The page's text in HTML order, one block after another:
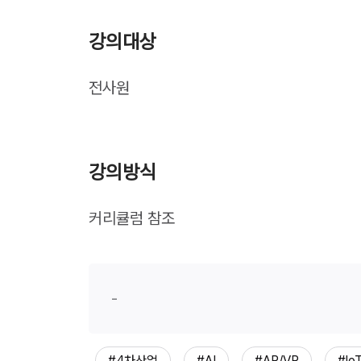
강의대상
전사원
강의방식
커리큘럼 참조
-